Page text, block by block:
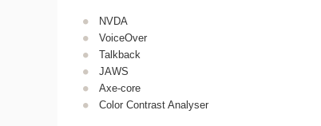
NVDA
VoiceOver
Talkback
JAWS
Axe-core
Color Contrast Analyser